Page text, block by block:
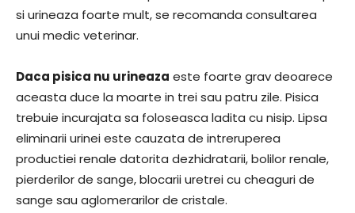
si urineaza foarte mult, se recomanda consultarea
unui medic veterinar.
Daca pisica nu urineaza este foarte grav deoarece
aceasta duce la moarte in trei sau patru zile. Pisica
trebuie incurajata sa foloseasca ladita cu nisip. Lipsa
eliminarii urinei este cauzata de intreruperea
productiei renale datorita dezhidratarii, bolilor renale,
pierderilor de sange, blocarii uretrei cu cheaguri de
sange sau aglomerarilor de cristale.